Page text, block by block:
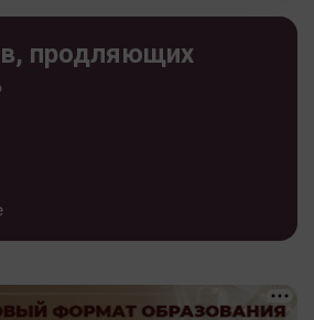
продляющих